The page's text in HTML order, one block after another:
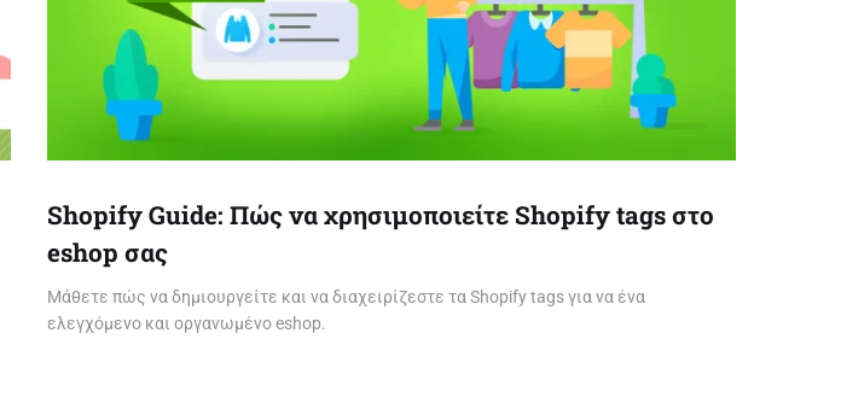
Shopify Guide: Πώς να χρησιμοποιείτε Shopify tags στο
eshop σας
Μάθετε πώς να δημιουργείτε και να διαχειρίζεστε τα Shopify tags για να ένα
ελεγχόμενο και οργανωμένο eshop.